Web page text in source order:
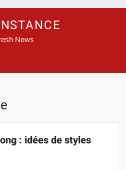
News
: idées de styles